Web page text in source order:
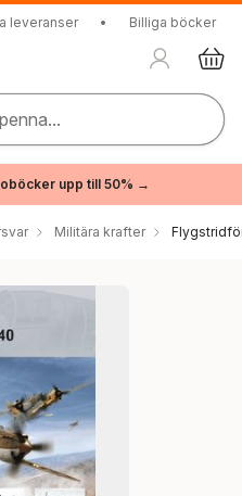
leveranser • Billiga böcker
upp till 50% →
Militära krafter